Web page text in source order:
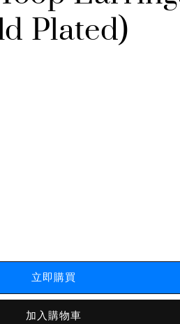
Plated)
立即購買
加入購物車